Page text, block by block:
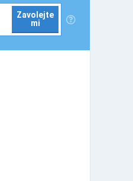
Zavolejte
mi